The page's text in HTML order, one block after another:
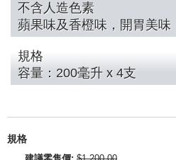
不含人造色素
蘋果味及香橙味，開胃美味
規格
容量：200毫升 x 4支
規格